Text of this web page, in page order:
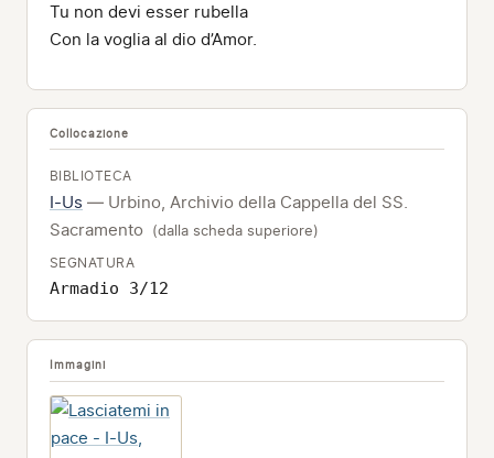
Tu non devi esser rubella
Con la voglia al dio d’Amor.
Collocazione
BIBLIOTECA
I-Us — Urbino, Archivio della Cappella del SS.
Sacramento
(dalla scheda superiore)
SEGNATURA
Armadio 3/12
Immagini